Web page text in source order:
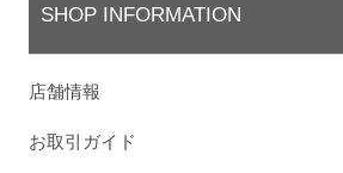
SHOP INFORMATION
店舗情報
お取引ガイド